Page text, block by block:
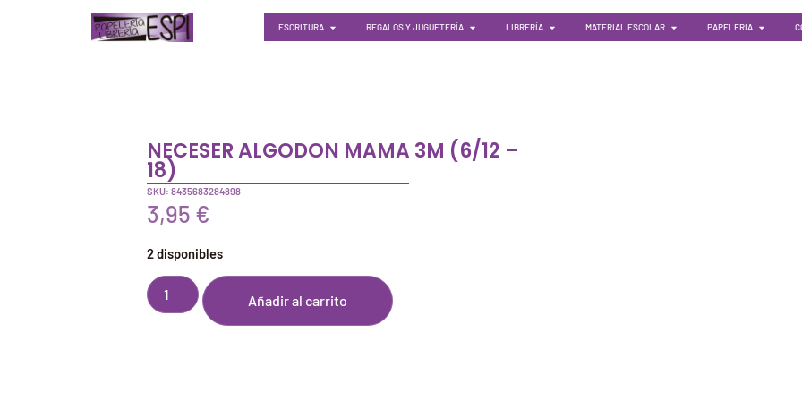
ESCRITURA REGALOS Y JUGUETERÍA LIBRERÍA MATERIAL ESCOLAR PAPELERIA
NECESER ALGODON MAMA 3M (6/12 –
18)
SKU: 8435683284898
3,95 €
2 disponibles
Añadir al carrito